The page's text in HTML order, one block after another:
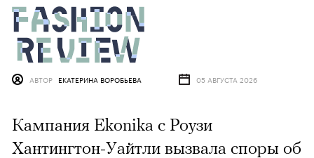
АВТОР ЕКАТЕРИНА ВОРОБЬЕВА 05 АВГУСТА 2026
Кампания Ekonika с Роузи
Хантингтон-Уайтли вызвала споры об